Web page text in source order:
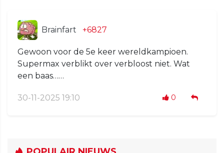
Brainfart +6827
Gewoon voor de 5e keer wereldkampioen.
Supermax verblikt over verbloost niet. Wat
een baas……
30-11-2025 19:10 0